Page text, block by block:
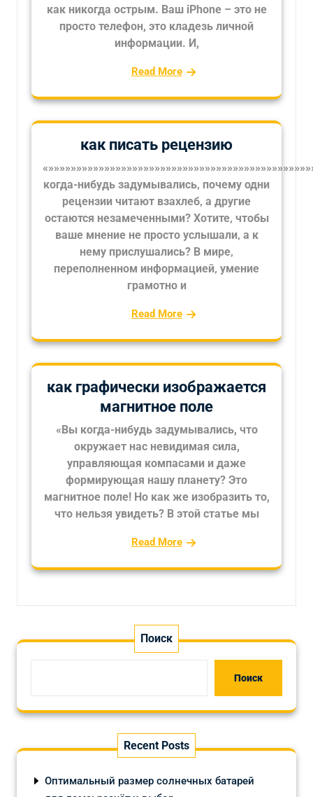
как никогда острым. Ваш iPhone – это не
просто телефон, это кладезь личной
информации. И,
Read More
как писать рецензию
когда-нибудь задумывались‚ почему одни
рецензии читают взахлеб‚ а другие
остаются незамеченными? Хотите‚ чтобы
ваше мнение не просто услышали‚ а к
нему прислушались? В мире‚
переполненном информацией‚ умение
грамотно и
Read More
как графически изображается
магнитное поле
«Вы когда-нибудь задумывались, что
окружает нас невидимая сила,
управляющая компасами и даже
формирующая нашу планету? Это
магнитное поле! Но как же изобразить то,
что нельзя увидеть? В этой статье мы
Read More
Поиск
Поиск
Recent Posts
Оптимальный размер солнечных батарей